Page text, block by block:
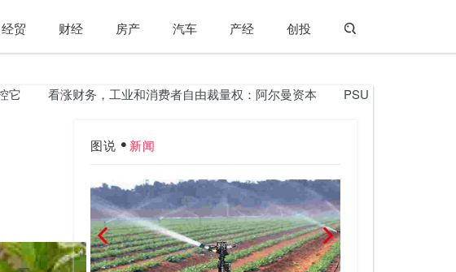
经贸 财经 房产 汽车 产经 创投
看涨财务，工业和消费者自由裁量权：阿尔曼资本 PSU银行积极;建议在
图说 新闻